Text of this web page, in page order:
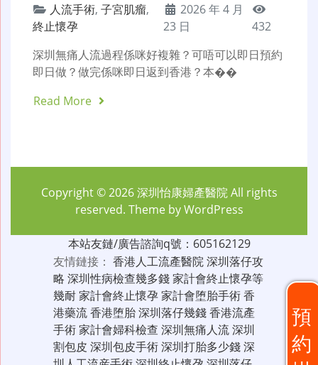
人流手術, 子宮肌瘤,
終止懷孕
2026 年 4 月
23 日
432
深圳無痛人流過程係咪好複雜？可唔可以即日預約
即日做？做完係咪即日返到香港？本��
Read More
預
約
Copyright © 2026深圳怡康婦產醫院All rights
reserved. Theme byWordPress
本站友鏈/廣告諮詢q號：605162129
友情鏈接： 香港人工流產醫院深圳落仔攻
略 深圳性病檢查幾多錢家計會終止懷孕等
幾耐家計會終止懷孕家計會堕胎手術香
港藥流香港堕胎深圳落仔幾錢香港流產
手術家計會婦科檢查 深圳無痛人流深圳
割包皮 深圳包皮手術深圳打胎多少錢深